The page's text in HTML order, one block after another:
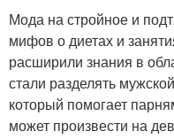
Мода на стройное и
мифов о диетах и
расширили знания в
стали разделять
который помогает
может произвести на